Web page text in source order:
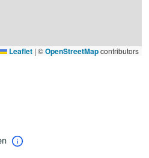
Leaflet | ©OpenStreetMapcontributors